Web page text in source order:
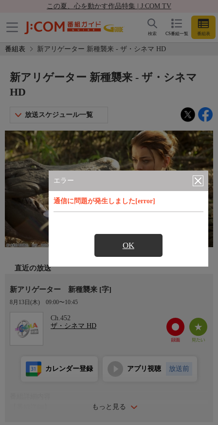
この夏、心を動かす作品特集 | J:COM TV
CS番組一覧 番組表
検索
番組表 新アリゲーター 新種襲来 - ザ・シネマ HD
エラー
通信に問題が発生しました[error]
OK
新アリゲーター 新種襲来 - ザ・シネマ
HD
放送スケジュール一覧
直近の放送
新アリゲーター 新種襲来 [字]
8月13日(木) 09:00〜10:45
Ch.452
ザ・シネマ HD
もっと見る
カレンダー登録 アプリ視聴 放送前